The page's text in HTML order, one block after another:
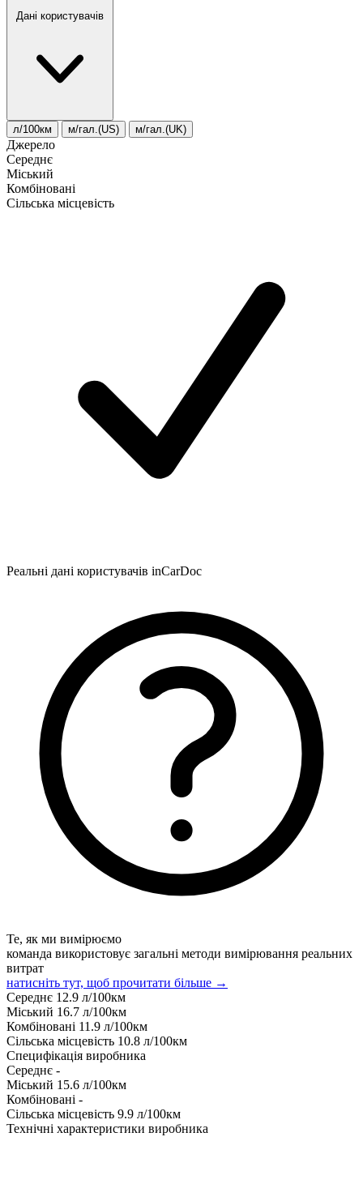
Дані користувачів
л/100км м/гал.(US) м/гал.(UK)
Джерело
Середнє
Міський
Комбіновані
Сільська місцевість
Реальні дані користувачів inCarDoc
Те, як ми вимірюємо
команда використовує загальні методи вимірювання реальних
витрат
натисніть тут, щоб прочитати більше →
Середнє 12.9 л/100км
Міський 16.7 л/100км
Комбіновані 11.9 л/100км
Сільська місцевість 10.8 л/100км
Специфікація виробника
Середнє -
Міський 15.6 л/100км
Комбіновані -
Сільська місцевість 9.9 л/100км
Технічні характеристики виробника